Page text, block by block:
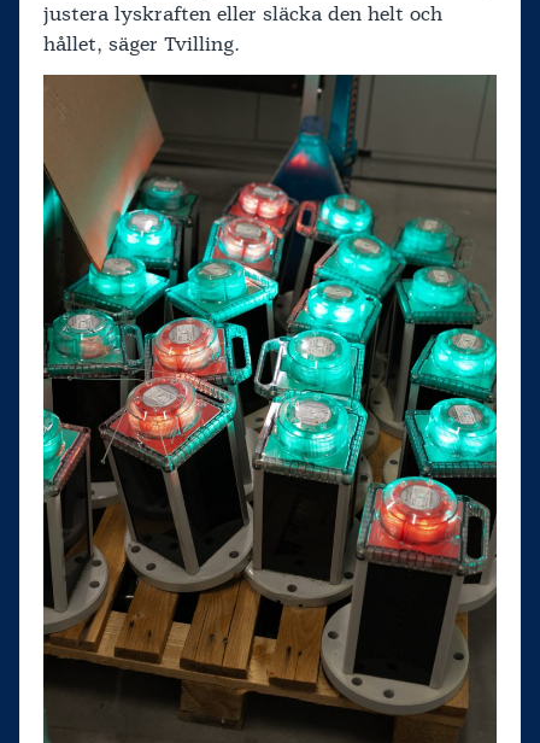
justera lyskraften eller släcka den helt och
hållet, säger Tvilling.